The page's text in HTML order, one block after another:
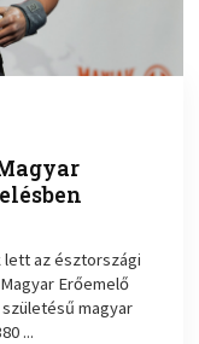
lett az észtországi
Erőemelő
magyar
...